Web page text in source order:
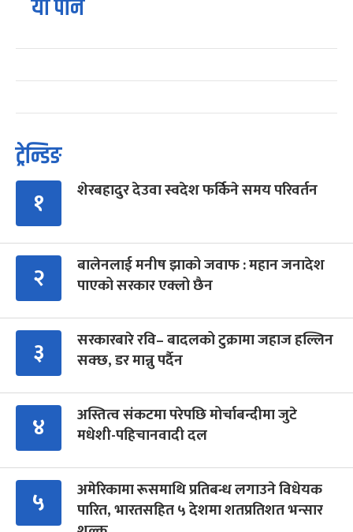
यो पनि
ट्रेन्डिङ
१ शेरबहादुर देउवा स्वदेश फर्किने समय परिवर्तन
२
बालेनलाई मनीष झाको जवाफ : महान जनादेश
पाएको सरकार एक्लो छैन
३
सरकारबारे रवि– बादलको टुक्रामा जहाज हल्लिन
सक्छ, डर मान्नु पर्दैन
४
अस्तित्व संकटमा परेपछि मोर्चाबन्दीमा जुटे
मधेशी-पहिचानवादी दल
५
अमेरिकामा रूसमाथि प्रतिबन्ध लगाउने विधेयक
पारित, भारतसहित ५ देशमा शतप्रतिशत भन्सार